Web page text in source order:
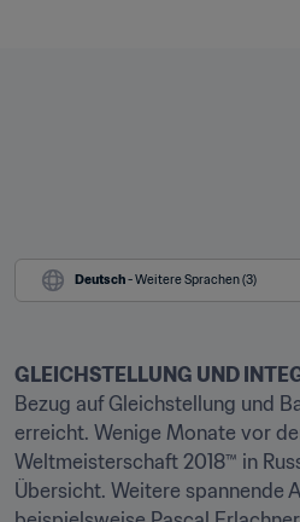
Deutsch - Weitere Sprachen (3)
GLEICHSTELLUNG UND
Bezug auf Gleichstellung und
erreicht. Wenige Monate vor
Weltmeisterschaft 2018™ in
Übersicht. Weitere spannende